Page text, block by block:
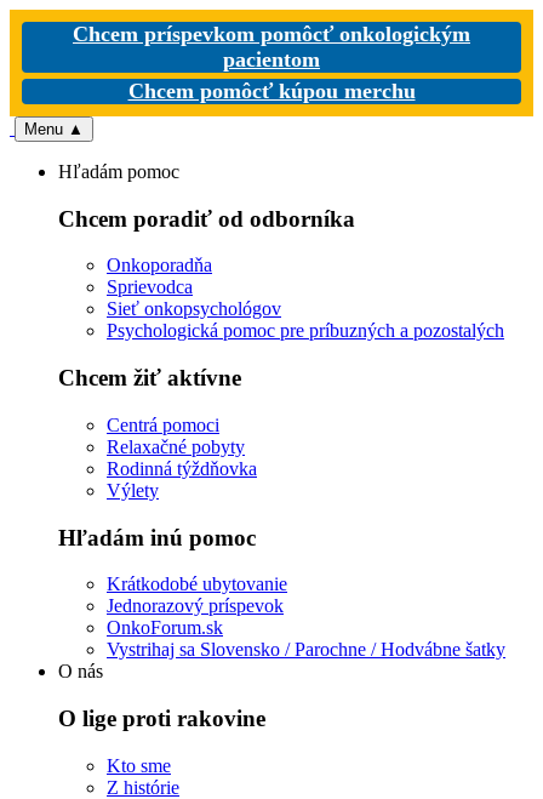
Chcem príspevkom pomôcť onkologickým
pacientom
Chcem pomôcť kúpou merchu
Menu ▲
Hľadám pomoc
Chcem poradiť od odborníka
Onkoporadňa
Sprievodca
Sieť onkopsychológov
Psychologická pomoc pre príbuzných a pozostalých
Chcem žiť aktívne
Centrá pomoci
Relaxačné pobyty
Rodinná týždňovka
Výlety
Hľadám inú pomoc
Krátkodobé ubytovanie
Jednorazový príspevok
OnkoForum.sk
Vystrihaj sa Slovensko / Parochne / Hodvábne šatky
O nás
O lige proti rakovine
Kto sme
Z histórie